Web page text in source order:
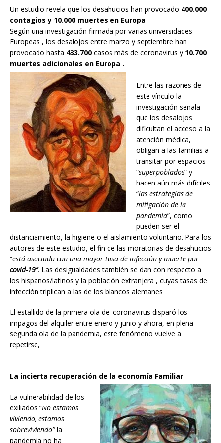
Un estudio revela que los desahucios han provocado 400.000
contagios y 10.000 muertes en Europa
Según una investigación firmada por varias universidades
Europeas , los desalojos entre marzo y septiembre han
provocado hasta 433.700 casos más de coronavirus y 10.700
muertes adicionales en Europa .
Entre las razones de
este vínculo la
investigación señala
que los desalojos
dificultan el acceso a la
atención médica,
obligan a las familias a
transitar por espacios
“superpoblados” y
hacen aún más difíciles
“las estrategias de
mitigación de la
pandemia”, como
pueden ser el
distanciamiento, la higiene o el aislamiento voluntario. Para los
autores de este estudio, el fin de las moratorias de desahucios
“está asociado con una mayor tasa de infección y muerte por
covid-19”. Las desigualdades también se dan con respecto a
los hispanos/latinos y la población extranjera , cuyas tasas de
infección triplican a las de los blancos alemanes
El estallido de la primera ola del coronavirus disparó los
impagos del alquiler entre enero y junio y ahora, en plena
segunda ola de la pandemia, este fenómeno vuelve a
repetirse,
La incierta recuperación de la economía Familiar
La vulnerabilidad de los
exiliados “No estamos
viviendo, estamos
sobreviviendo”la
pandemia no ha